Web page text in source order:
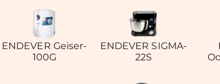
ENDEVER Geiser-
100G
ENDEVER SIGMA-
22S